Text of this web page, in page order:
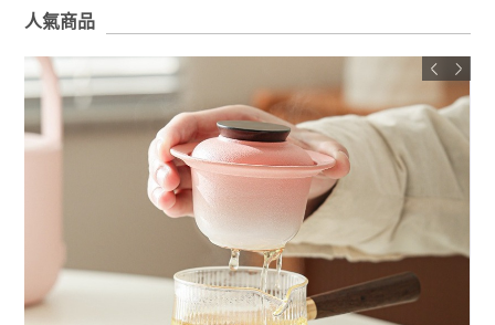
人氣商品